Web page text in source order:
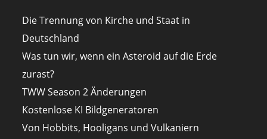
Die Trennung von Kirche und Staat in
Deutschland
Was tun wir, wenn ein Asteroid auf die Erde
zurast?
TWW Season 2 Änderungen
Kostenlose KI Bildgeneratoren
Von Hobbits, Hooligans und Vulkaniern